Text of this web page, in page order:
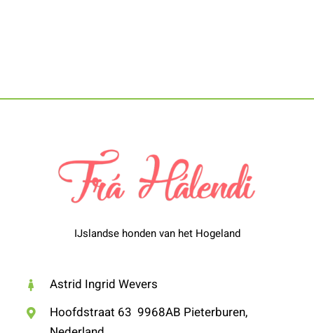
IJslandse honden van het Hogeland
Astrid Ingrid Wevers
Hoofdstraat 63 9968AB Pieterburen,